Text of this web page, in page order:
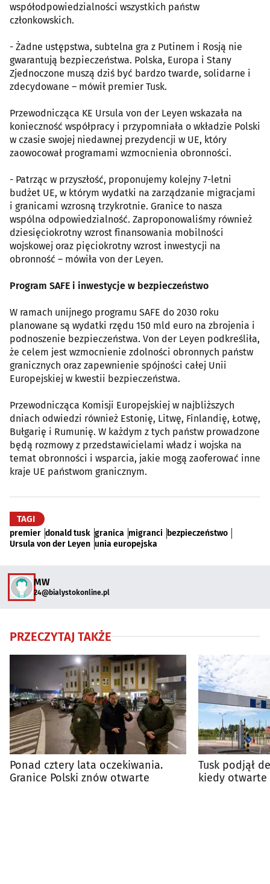
współodpowiedzialności wszystkich państw
członkowskich.
- Żadne ustępstwa, subtelna gra z Putinem i Rosją nie
gwarantują bezpieczeństwa. Polska, Europa i Stany
Zjednoczone muszą dziś być bardzo twarde, solidarne i
zdecydowane – mówił premier Tusk.
Przewodnicząca KE Ursula von der Leyen wskazała na
konieczność współpracy i przypomniała o wkładzie Polski
w czasie swojej niedawnej prezydencji w UE, który
zaowocował programami wzmocnienia obronności.
- Patrząc w przyszłość, proponujemy kolejny 7-letni
budżet UE, w którym wydatki na zarządzanie migracjami
i granicami wzrosną trzykrotnie. Granice to nasza
wspólna odpowiedzialność. Zaproponowaliśmy również
dziesięciokrotny wzrost finansowania mobilności
wojskowej oraz pięciokrotny wzrost inwestycji na
obronność – mówiła von der Leyen.
Program SAFE i inwestycje w bezpieczeństwo
W ramach unijnego programu SAFE do 2030 roku
planowane są wydatki rzędu 150 mld euro na zbrojenia i
podnoszenie bezpieczeństwa. Von der Leyen podkreśliła,
że celem jest wzmocnienie zdolności obronnych państw
granicznych oraz zapewnienie spójności całej Unii
Europejskiej w kwestii bezpieczeństwa.
Przewodnicząca Komisji Europejskiej w najbliższych
dniach odwiedzi również Estonię, Litwę, Finlandię, Łotwę,
Bułgarię i Rumunię. W każdym z tych państw prowadzone
będą rozmowy z przedstawicielami władz i wojska na
temat obronności i wsparcia, jakie mogą zaoferować inne
kraje UE państwom granicznym.
TAGI
premier donald tusk granica migranci bezpieczeństwo
Ursula von der Leyen unia europejska
MW
24@bialystokonline.pl
PRZECZYTAJ TAKŻE
Ponad cztery lata oczekiwania.
Granice Polski znów otwarte
Tusk podjął
kiedy otwarte